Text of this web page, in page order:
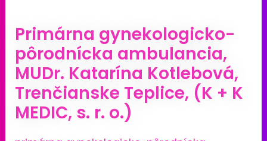
Primárna gynekologicko-
pôrodnícka ambulancia,
MUDr. Katarína Kotlebová,
Trenčianske Teplice, (K + K
MEDIC, s. r. o.)